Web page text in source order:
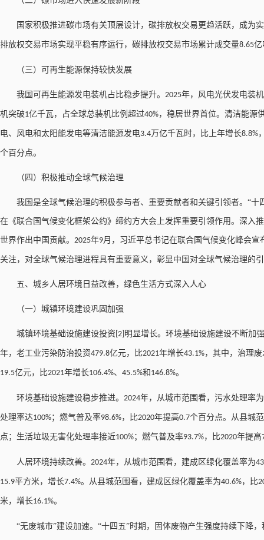
国家积极推进碳市场有关顶层设计，碳排放权交易更趋活跃，成为
排放权交易市场实现平稳有序运行，碳排放权交易市场累计成交量8.65亿
（三）可再生能源保持较快发展
我国可再生能源发电装机占比稳步提升。 2025年，风电光伏发电装
机突破1亿千瓦，占全球总装机比例超过40%，稳居世界首位。清洁能源
电、风电和太阳能发电等清洁能源发电3.4万亿千瓦时，比上年增长8.8%
个百分点。
（四）积极推动全球气候治理
我国是全球气候治理的积极参与者、重要贡献者和关键引领者。 “十
在《联合国气候变化框架公约》缔约方大会上发挥重要引领作用。深入
世界作出中国贡献。 2025年9月，习近平总书记在联合国气候变化峰会
关注，对全球气候治理进程具有重要意义，彰显中国对全球气候治理的
五、城乡人居环境日益改善，绿色生活方式深入人心
（一）城镇环境建设巩固加强
城镇环境基础设施建设投资 [2] 明显增长。环境基础设施建设不断加
年，老工业污染防治投资479.8亿元，比2021年增长43.1%，其中，治理
19.5亿元，比2021年增长106.4%、 45.5%和 146.8%。
环境基础设施建设稳步推进。 2024年，从城市范围看，污水处理率为
处理率达100%；燃气普及率98.6%，比2020年提高0.7个百分点。从县城
点；生活垃圾无害化处理率接近100%；燃气普及率93.7%，比2020年提高
人居环境持续改善。 2024年，从城市范围看，建成区绿化覆盖率为
15.9平方米，增长7.4%。从县城范围看，建成区绿化覆盖率为40.6%，比
米，增长16.1%。
“无废城市”建设加速。“十四五”时期，固体废物产生强度持续下降